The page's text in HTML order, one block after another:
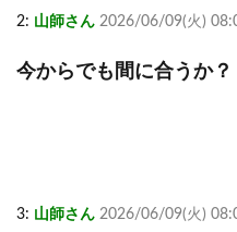
2: 山師さん 2026/06/09(火)
今からでも間に合うか？
3: 山師さん 2026/06/09(火)